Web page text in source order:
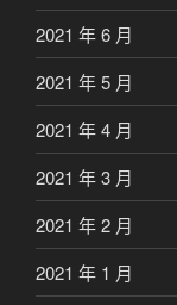
2021 年 6 月
2021 年 5 月
2021 年 4 月
2021 年 3 月
2021 年 2 月
2021 年 1 月